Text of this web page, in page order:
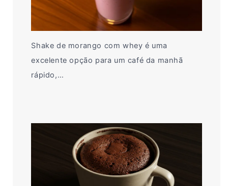
Shake de morango com whey é uma
excelente opção para um café da manhã
rápido,…